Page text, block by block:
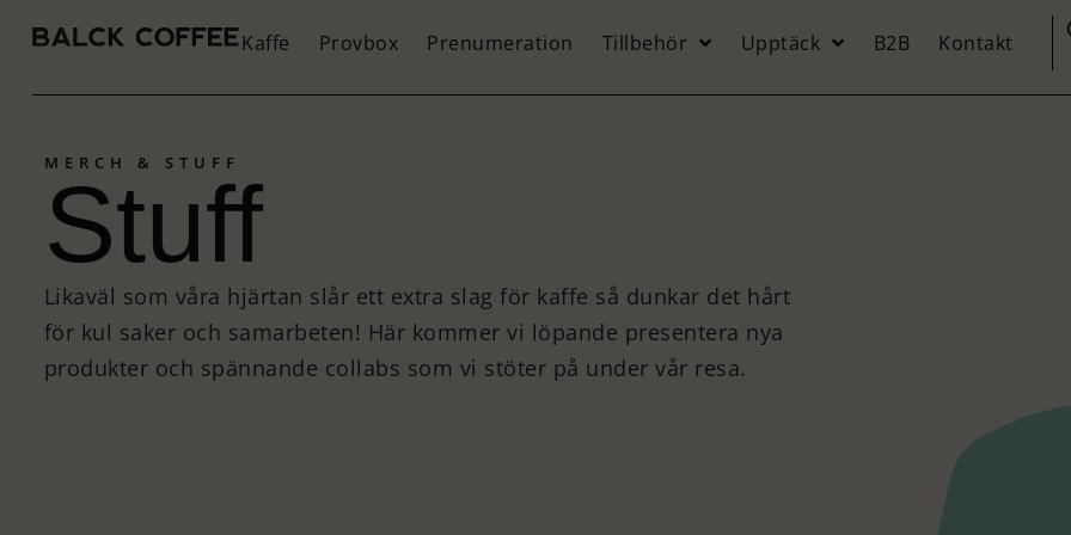
Kaffe Provbox Prenumeration Tillbehör Upptäck B2B Kontakt
MERCH & STUFF
Stuff
Likaväl som våra hjärtan slår ett extra slag för kaffe så dunkar det hårt
för kul saker och samarbeten! Här kommer vi löpande presentera nya
produkter och spännande collabs som vi stöter på under vår resa.